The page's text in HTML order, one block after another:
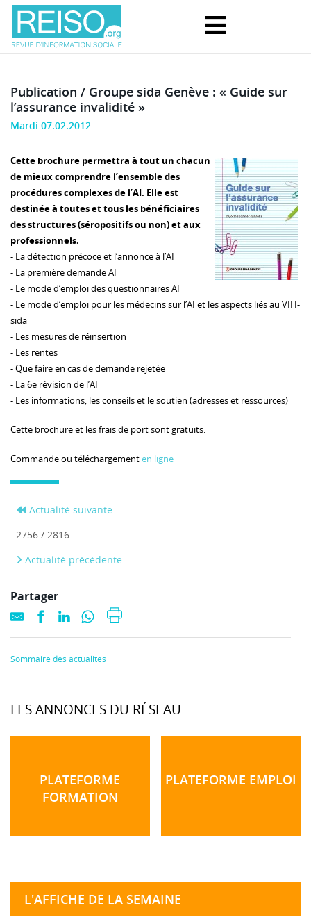
Publication / Groupe sida Genève : « Guide sur
l’assurance invalidité »
Mardi 07.02.2012
Cette brochure permettra à tout un chacun
de mieux comprendre l’ensemble des
procédures complexes de l’AI. Elle est
destinée à toutes et tous les bénéficiaires
des structures (séropositifs ou non) et aux
professionnels.
- La détection précoce et l’annonce à l’AI
- La première demande AI
- Le mode d’emploi des questionnaires AI
- Le mode d’emploi pour les médecins sur l’AI et les aspects liés au VIH-
sida
- Les mesures de réinsertion
- Les rentes
- Que faire en cas de demande rejetée
- La 6e révision de l’AI
- Les informations, les conseils et le soutien (adresses et ressources)
Cette brochure et les frais de port sont gratuits.
Commande ou téléchargementen ligne
Actualité suivante
2756 / 2816
Actualité précédente
Partager
Sommaire des actualités
LES ANNONCES DU RÉSEAU
PLATEFORME
FORMATION
PLATEFORME EMPLOI
L'AFFICHE DE LA SEMAINE